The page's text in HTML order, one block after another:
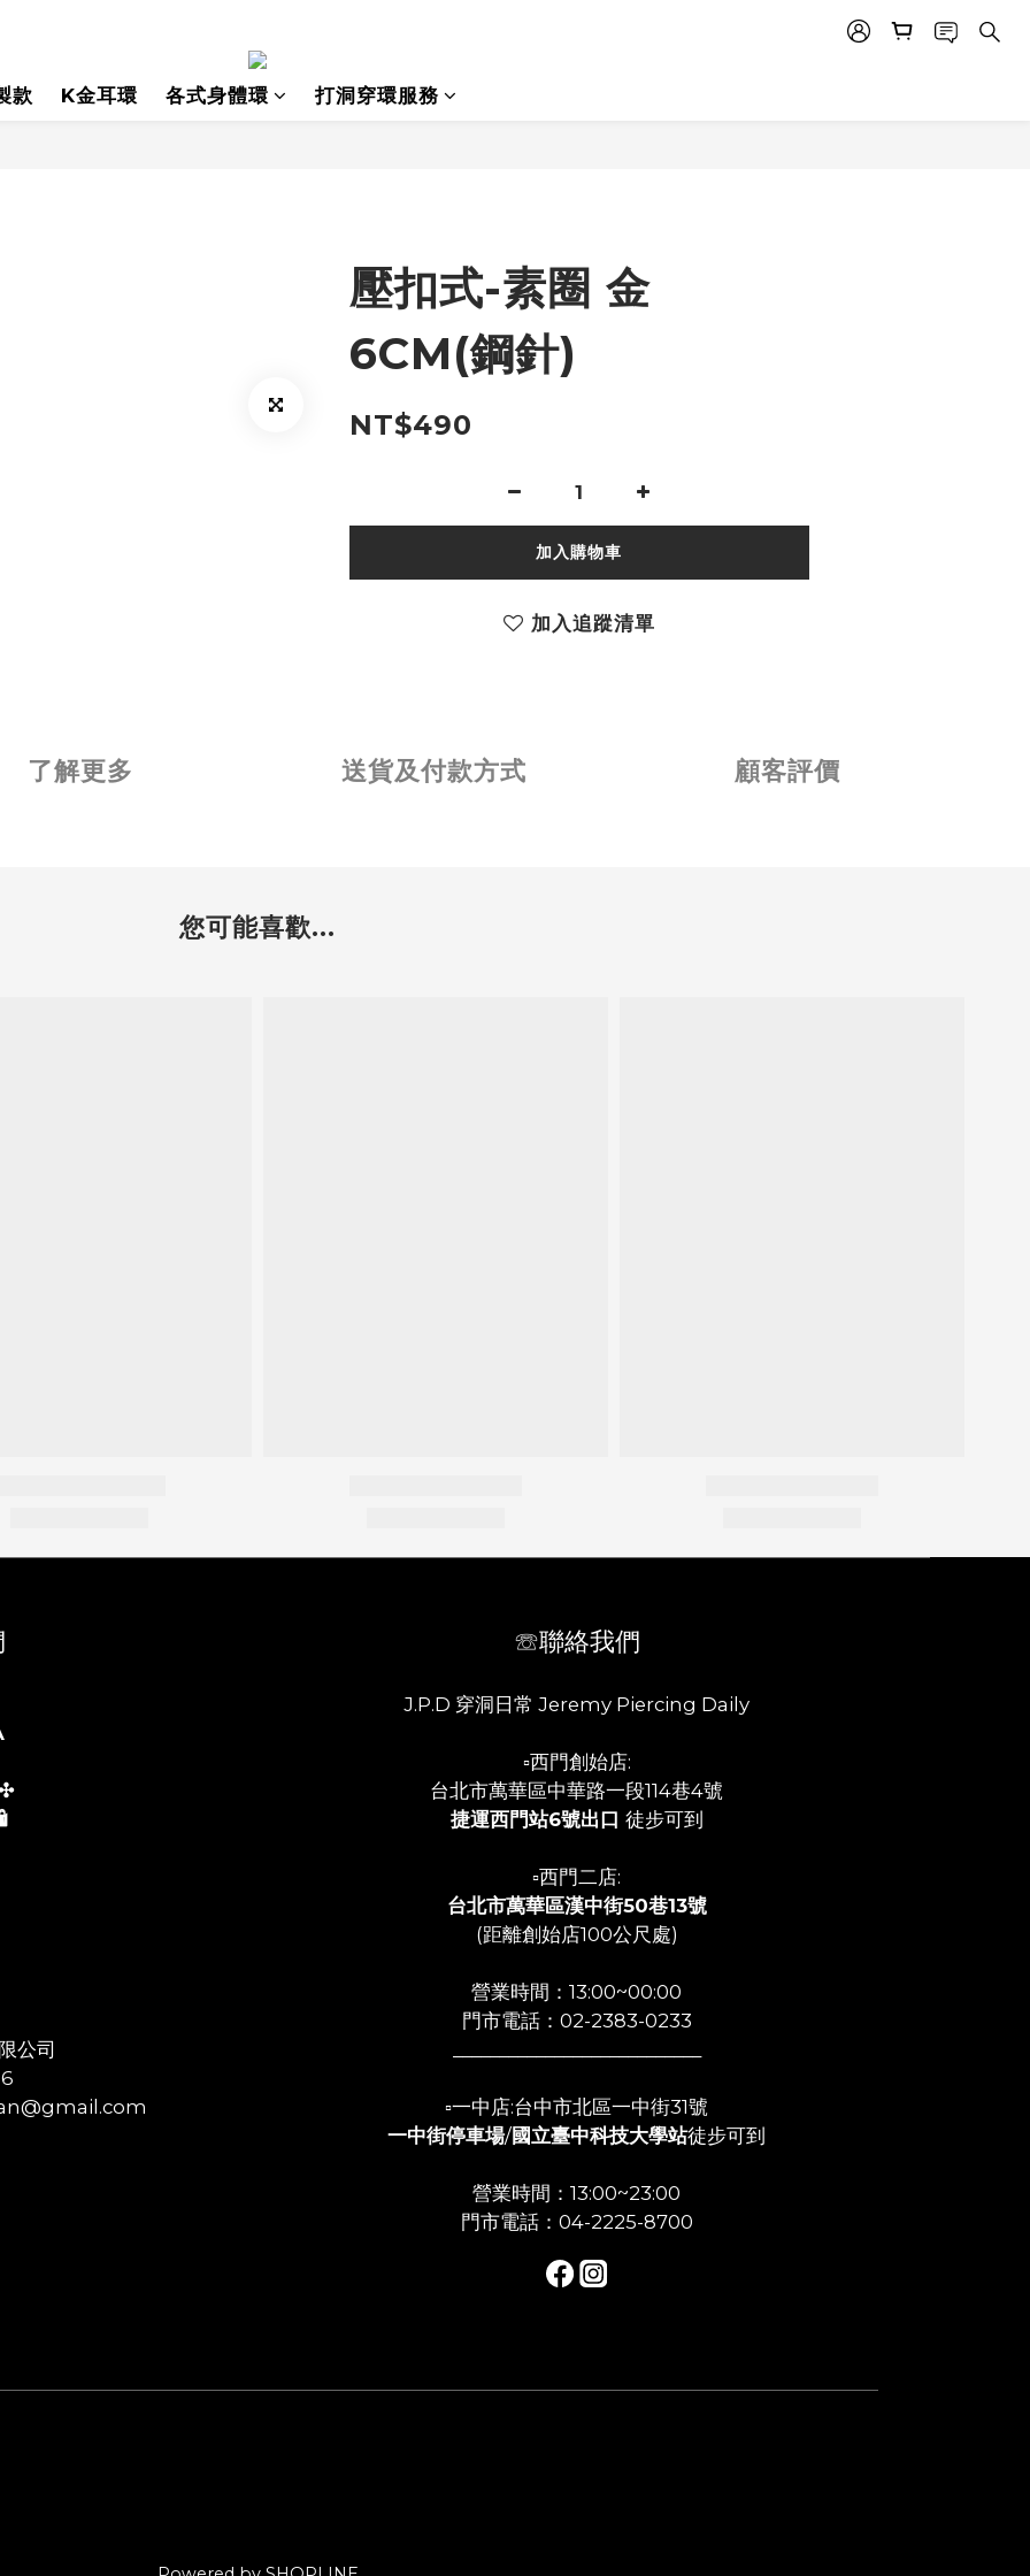
款 K金耳環 各式身體環 打洞穿環服務
壓扣式-素圈 金
6CM(鋼針)
NT$490
加入購物車
加入追蹤清單
了解更多 送貨及付款方式 顧客評價
您可能喜歡...
公司
☏聯絡我們
J.P.D 穿洞日常 Jeremy Piercing Daily
▫️西門創始店:
台北市萬華區中華路一段114巷4號
捷運西門站6號出口 徒步可到
▫️西門二店:
台北市萬華區漢中街50巷13號
(距離創始店100公尺處)
營業時間：13:00~00:00
門市電話：02-2383-0233
▫️一中店:台中市北區一中街31號
一中街停車場/國立臺中科技大學站徒步可到
營業時間：13:00~23:00
門市電話：04-2225-8700